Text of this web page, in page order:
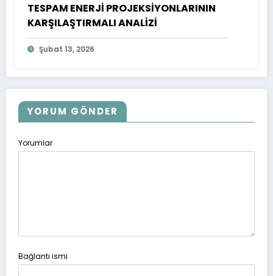
TESPAM ENERJİ PROJEKSİYONLARININ
KARŞILAŞTIRMALI ANALİZİ
Şubat 13, 2026
YORUM GÖNDER
Yorumlar
Bağlantı ismi